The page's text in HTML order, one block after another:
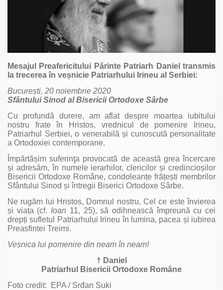
Mesajul Preafericitului Părinte Patriarh Daniel transmis
la trecerea în veșnicie Patriarhului Irineu al Serbiei:
București, 20 noiembrie 2020
Sfântului Sinod al Bisericii Ortodoxe Sârbe
Cu profundă durere, am aflat despre moartea iubitului
nostru frate în Hristos, vrednicul de pomenire Irineu,
Patriarhul Serbiei, o venerabilă și cunoscută personalitate
a Ortodoxiei contemporane.
Împărtășim suferinţa provocată de această grea încercare
și adresăm, în numele ierarhilor, clericilor și credincioșilor
Bisericii Ortodoxe Române, condoleanțe frățești membrilor
Sfântului Sinod și întregii Biserici Ortodoxe Sârbe.
Ne rugăm lui Hristos, Domnul nostru, Cel ce este învierea
și viața (cf.Ioan 11, 25), să odihnească împreună cu cei
drepți sufletul Patriarhului Irineu în lumina, pacea și iubirea
Preasfintei Treimi.
Veșnica lui pomenire din neam în neam!
† Daniel
Patriarhul Bisericii Ortodoxe Române
Foto credit: EPA / Srđan Suki